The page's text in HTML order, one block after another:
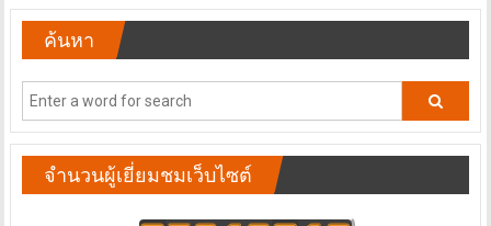
ค้นหา
จำนวนผู้เยี่ยมชมเว็บไซต์